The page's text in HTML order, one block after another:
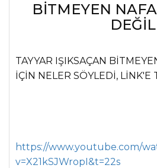
BİTMEYEN
DEĞİL
TAYYAR IŞIKSAÇAN
İÇİN NELER SÖYLEDİ, LİNK'E
https://www.youtube.com/
v=X21kSJWropI&t=22s